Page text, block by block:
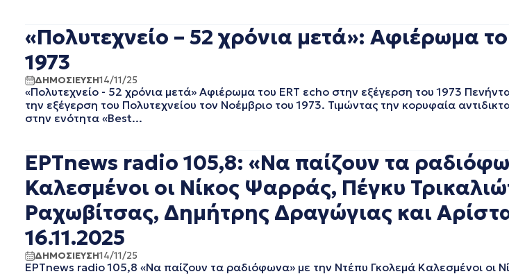
ΑΥΓΟΥΣΤΟΣ 2022
ΜΑΙΟΣ 2022
ΑΠΡΙΛΙΟΣ 2022
ΜΑΡΤΙΟΣ 2022
ΙΑΝΟΥΑΡΙΟΣ 2022
ΔΕΚΕΜΒΡΙΟΣ 2021
ΝΟΕΜΒΡΙΟΣ 2021
ΣΕΠΤΕΜΒΡΙΟΣ 2021
ΙΟΥΝΙΟΣ 2021
«Πολυτεχνείο – 52 χρόνια μετά»: Αφιέρωμα
1973
ΔΗΜΟΣΙΕΥΣΗ14/11/25
«Πολυτεχνείο - 52 χρόνια μετά» Αφιέρωμα του ERT εcho στην εξέγερση του 1973
την εξέγερση του Πολυτεχνείου τον Νοέμβριο του 1973. Τιμώντας την κορυφαία
στην ενότητα «Best...
ΕΡΤnews radio 105,8: «Να παίζουν τα
Καλεσμένοι οι Νίκος Ψαρράς, Πέγκυ
Ραχωβίτσας, Δημήτρης Δραγώγιας και
16.11.2025
ΔΗΜΟΣΙΕΥΣΗ14/11/25
ΕΡΤnews radio 105,8 «Να παίζουν τα ραδιόφωνα» με την Ντέπυ Γκολεμά Καλεσμένοι οι